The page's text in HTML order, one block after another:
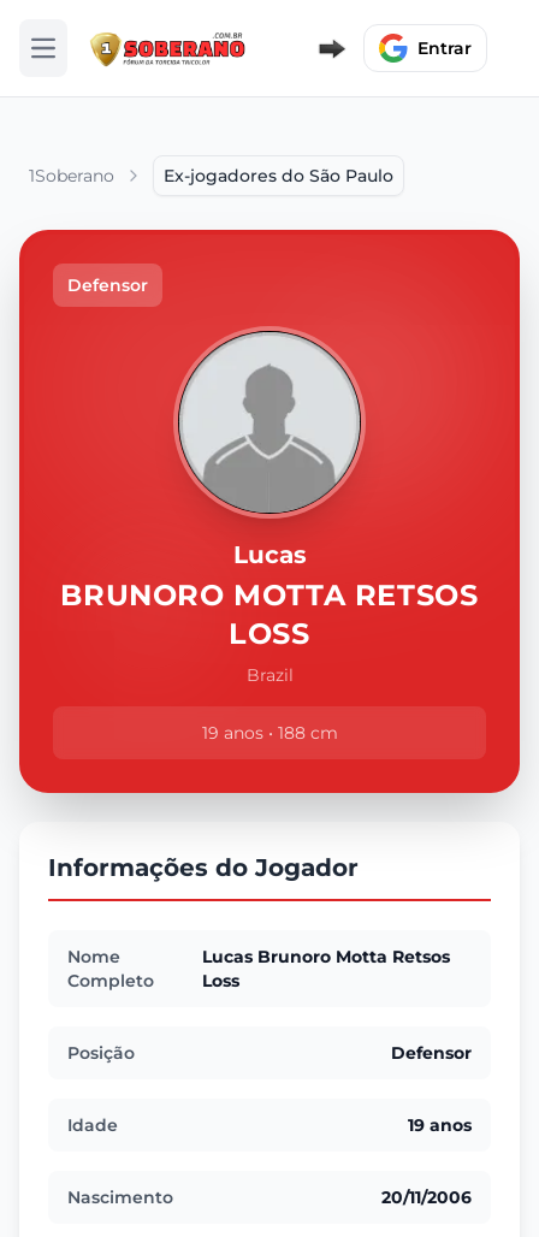
Abrir menu Entrar
1Soberano Ex-jogadores do São Paulo
Defensor
Lucas
BRUNORO MOTTA RETSOS
LOSS
Brazil
19 anos • 188 cm
Informações do Jogador
Nome
Completo
Lucas Brunoro Motta Retsos
Loss
Posição Defensor
Idade 19 anos
Nascimento 20/11/2006